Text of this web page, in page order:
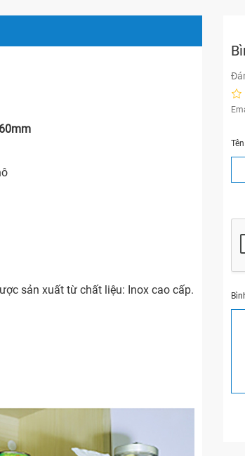
sản xuất từ chất liệu: Inox cao cấp.